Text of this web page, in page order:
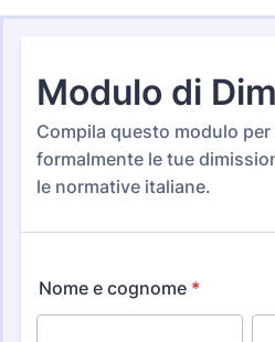
Modelli di modulo Moduli Risorse
Template
Umane (RU)
Categorie Template Moduli